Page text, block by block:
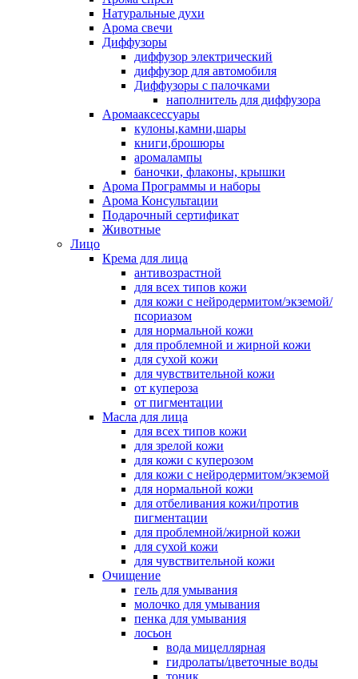
Натуральные духи
Арома свечи
Диффузоры
диффузор электрический
диффузор для автомобиля
Диффузоры с палочками
наполнитель для диффузора
Аромааксессуары
кулоны,камни,шары
книги,брошюры
аромалампы
баночки, флаконы, крышки
Арома Программы и наборы
Арома Консультации
Подарочный сертификат
Животные
Лицо
Крема для лица
антивозрастной
для всех типов кожи
для кожи с нейродермитом/экземой/
псориазом
для нормальной кожи
для проблемной и жирной кожи
для сухой кожи
для чувствительной кожи
от купероза
от пигментации
Масла для лица
для всех типов кожи
для зрелой кожи
для кожи с куперозом
для кожи с нейродермитом/экземой
для нормальной кожи
для отбеливания кожи/против
пигментации
для проблемной/жирной кожи
для сухой кожи
для чувствительной кожи
Очищение
гель для умывания
молочко для умывания
пенка для умывания
лосьон
вода мицеллярная
гидролаты/цветочные воды
тоник